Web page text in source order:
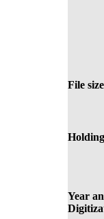
File
Year